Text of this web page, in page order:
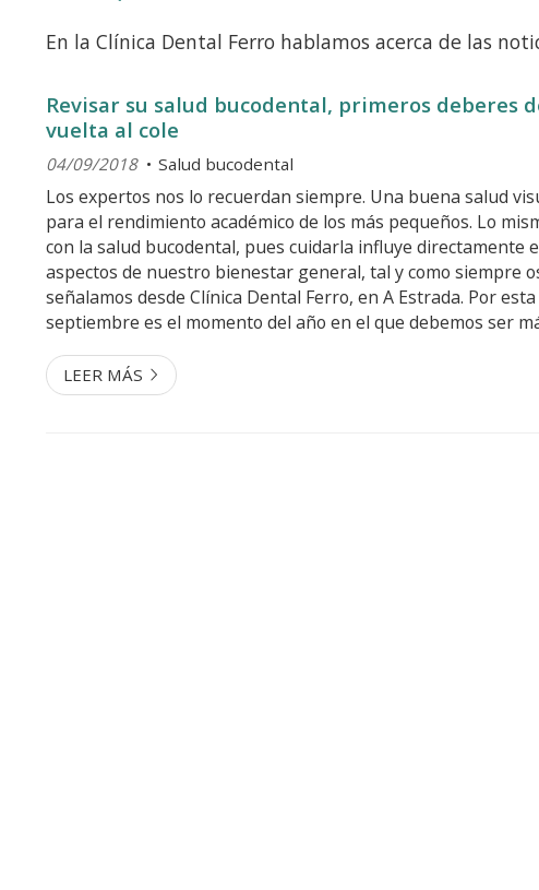
En la Clínica Dental Ferro hablamos acerca de las
Revisar su salud bucodental, primeros deberes
vuelta al cole
04/09/2018 Salud bucodental
Los expertos nos lo recuerdan siempre. Una buena salud
para el rendimiento académico de los más pequeños. Lo
con la salud bucodental, pues cuidarla influye directamente
aspectos de nuestro bienestar general, tal y como siempre
señalamos desde Clínica Dental Ferro, en A Estrada. Por
septiembre es el momento del año en el que debemos ser
modo cotidiano, niños y niñas asu...
LEER MÁS